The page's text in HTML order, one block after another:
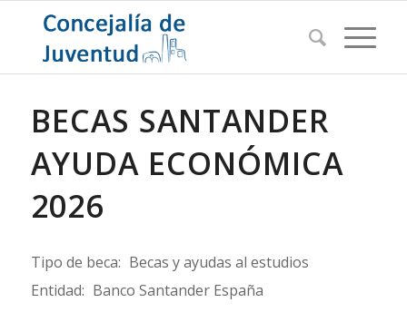
BECAS SANTANDER
AYUDA ECONÓMICA
2026
Tipo de beca: Becas y ayudas al estudios
Entidad: Banco Santander España